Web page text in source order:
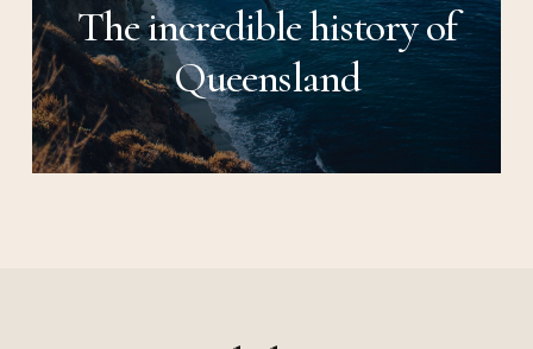
The incredible history of
Queensland